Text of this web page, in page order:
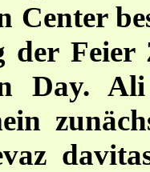
Center
Feier
Day.